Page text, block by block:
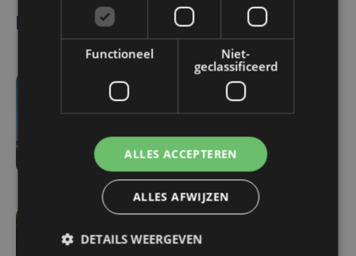
vr 7 augustus | 18:33
vrijlating van Roemeense
moordverdachte
Functioneel
Niet-
geclassificeerd
ALLES ACCEPTEREN
ALLES AFWIJZEN
DETAILS WEERGEVEN